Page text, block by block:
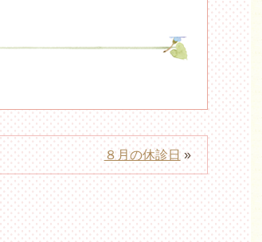
８月の休診日»